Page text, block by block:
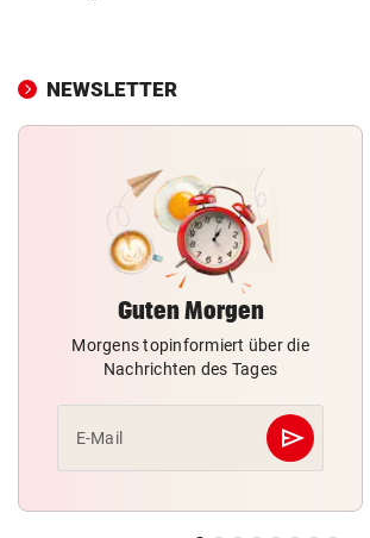
NEWSLETTER
Guten Morgen
Morgens topinformiert über die
Nachrichten des Tages
E-Mail send
Abschicken